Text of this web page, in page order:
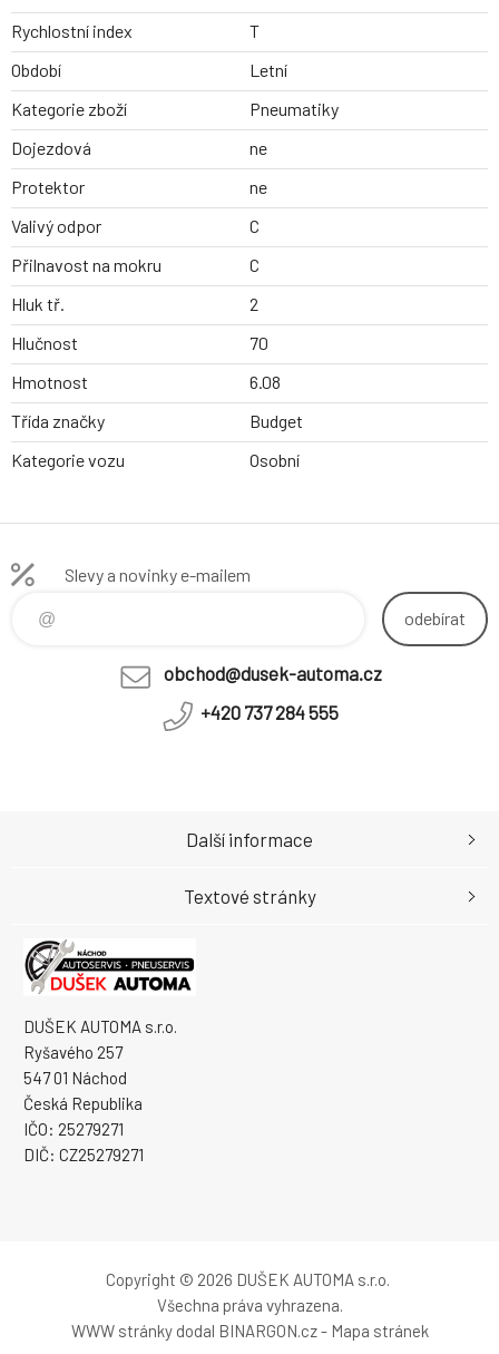
Rychlostní index
T
Období
Letní
Kategorie zboží
Pneumatiky
Dojezdová
ne
Protektor
ne
Valivý odpor
C
Přilnavost na mokru
C
Hluk tř.
2
Hlučnost
70
Hmotnost
6.08
Třída značky
Budget
Kategorie vozu
Osobní
Slevy a novinky e-mailem
odebírat
obchod@dusek-automa.cz
+420 737 284 555
DUŠEK AUTOMA s.r.o.
Ryšavého 257
547 01 Náchod
Česká Republika
IČO: 25279271
DIČ: CZ25279271
Další informace
Textové stránky
Copyright © 2026 DUŠEK AUTOMA s.r.o.
Všechna práva vyhrazena.
WWW stránkydodal BINARGON.cz- Mapa stránek